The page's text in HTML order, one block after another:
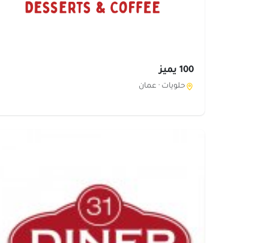
100 يميز
حلويات · عمان